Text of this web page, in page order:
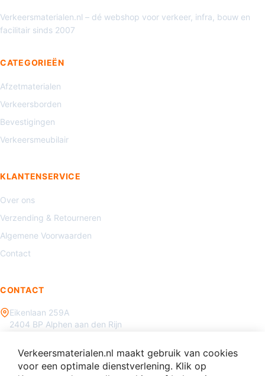
Verkeersmaterialen.nl – dé webshop voor verkeer, infra, bouw en
facilitair sinds 2007
CATEGORIEËN
Afzetmaterialen
Verkeersborden
Bevestigingen
Verkeersmeubilair
KLANTENSERVICE
Over ons
Verzending & Retourneren
Algemene Voorwaarden
Contact
CONTACT
Eikenlaan 259A
2404 BP Alphen aan den Rijn
info@verkeersmaterialen.nl
Verkeersmaterialen.nl maakt gebruik van cookies
voor een optimale dienstverlening. Klik op